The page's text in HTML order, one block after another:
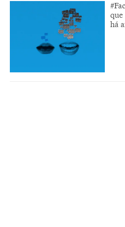
que
há